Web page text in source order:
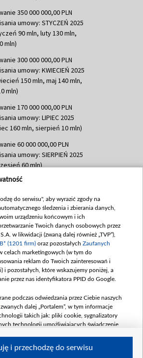
350 000 000,00 PLN
umowy: STYCZEŃ 2025
90 mln, luty 130 mln,
mln)
300 000 000,00 PLN
umowy: KWIECIEŃ 2025
150 mln, maj 140 mln,
mln)
170 000 000,00 PLN
umowy: LIPIEC 2025
160 mln, sierpień 10 mln)
60 000 000,00 PLN
umowy: SIERPIEŃ 2025
60 mln)
635 783 051,21 PLN
100 mln, październik 350
265 mln)
48 862 000,00 PLN
umowy: GRUDZIEŃ 2025
60,548 mln)
900 000 000,00 PLN
umowy: LUTY 2026 (wpłata
mln, 7 maja 180 mln, 8
mln)
250 000 000,00 PLN
mln
do serwisu", aby wyrazić zgody na
śledzenia i zbierania danych,
urządzeniu końcowym i ich
Twoich danych osobowych przez
w likwidacji (zwaną dalej również „TVP”),
(1201 firm) oraz pozostałych Zaufanych
w celach marketingowych (w tym do
reklam do Twoich zainteresowań i
i pozostałych, które wskazujemy poniżej, a
przez nas identyfikatora PPID do Google.
podczas odwiedzania przez Ciebie naszych
zwanych dalej „Portalem”, w tym informacje
takich jak: pliki cookie, sygnalizatory
technologii umożliwiających świadczenie
i przechodzę do serwisu